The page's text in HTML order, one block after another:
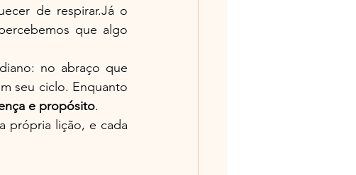
que algo
no abraço que
seu ciclo. Enquanto
e propósito.
própria lição, e cada